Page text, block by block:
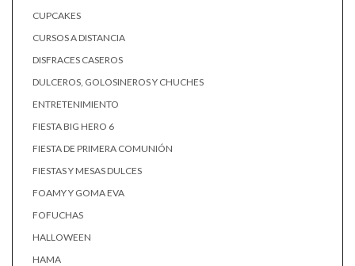
CUPCAKES
CURSOS A DISTANCIA
DISFRACES CASEROS
DULCEROS, GOLOSINEROS Y CHUCHES
ENTRETENIMIENTO
FIESTA BIG HERO 6
FIESTA DE PRIMERA COMUNIÓN
FIESTAS Y MESAS DULCES
FOAMY Y GOMA EVA
FOFUCHAS
HALLOWEEN
HAMA